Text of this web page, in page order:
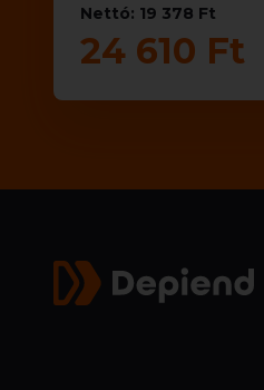
Nettó: 19 378 Ft
24 610 Ft